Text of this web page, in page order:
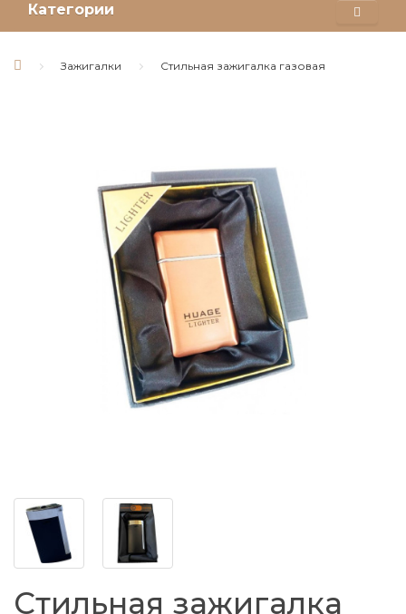
Категории
Зажигалки Стильная зажигалка газовая
Стильная зажигалка